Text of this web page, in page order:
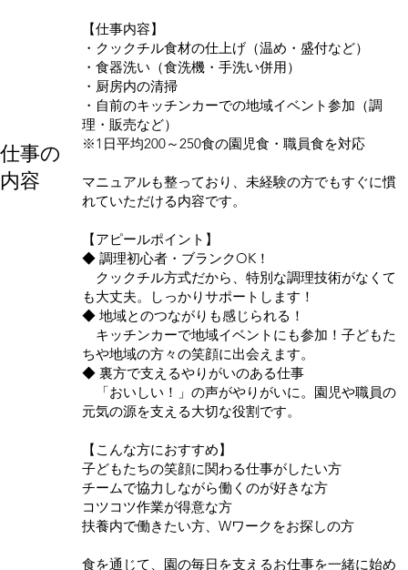
仕事の
内容
【仕事内容】
・クックチル食材の仕上げ（温め・盛付など）
・食器洗い（食洗機・手洗い併用）
・厨房内の清掃
・自前のキッチンカーでの地域イベント参加（調
理・販売など）
※1日平均200～250食の園児食・職員食を対応
マニュアルも整っており、未経験の方でもすぐに慣
れていただける内容です。
【アピールポイント】
◆ 調理初心者・ブランクOK！
クックチル方式だから、特別な調理技術がなくて
も大丈夫。しっかりサポートします！
◆ 地域とのつながりも感じられる！
キッチンカーで地域イベントにも参加！子どもた
ちや地域の方々の笑顔に出会えます。
◆ 裏方で支えるやりがいのある仕事
「おいしい！」の声がやりがいに。園児や職員の
元気の源を支える大切な役割です。
【こんな方におすすめ】
子どもたちの笑顔に関わる仕事がしたい方
チームで協力しながら働くのが好きな方
コツコツ作業が得意な方
扶養内で働きたい方、Wワークをお探しの方
食を通じて、園の毎日を支えるお仕事を一緒に始め